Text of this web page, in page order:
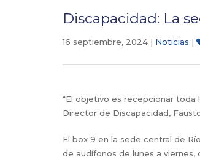
Discapacidad: La
16 septiembre, 2024 | Noticias |
“El objetivo es recepcionar
Director de Discapacidad,
El box 9 en la sede central de
de audífonos de lunes a viernes,